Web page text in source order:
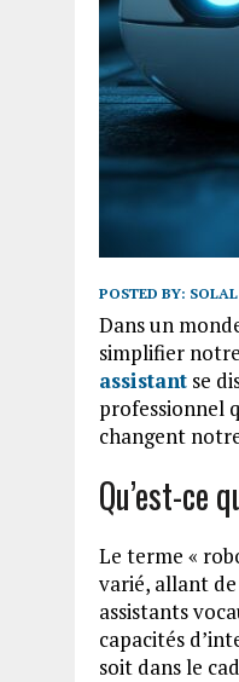
POSTED BY: SOLAL
Dans un
simplifier
assistant se
professionnel
changent
Qu’est-ce
Le terme «
varié, allant
assistants
capacités
soit dans le